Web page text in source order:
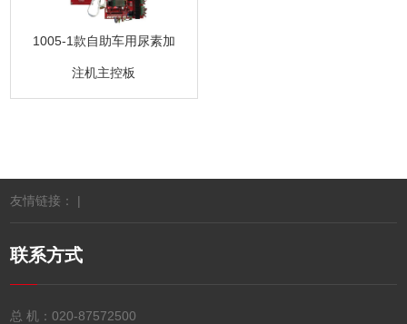
1005-1款自助车用尿素加
注机主控板
友情链接： |
联系方式
总 机：020-87572500